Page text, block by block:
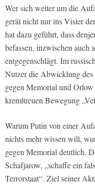
Wer sich weiter um die
gerät nicht nur ins Visier
hat dazu geführt, dass
befassen, inzwischen auch
entgegenschlägt. Im
Nutzer die Abwicklung des
gegen Memorial und
kremltreuen Bewegung
Warum Putin von einer
nichts mehr wissen will,
gegen Memorial deutlich.
Schafjarow, „schaffe ein
Terrorstaat“. Ziel seiner